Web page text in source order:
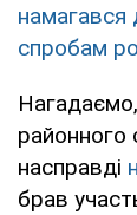
намагався
спробам
районного
насправді
брав